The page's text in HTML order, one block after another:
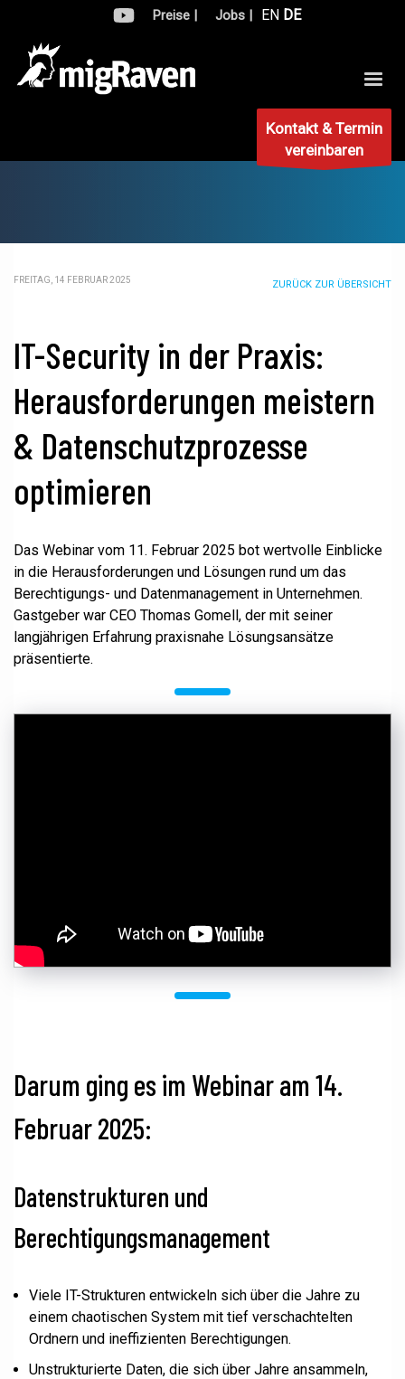
Preise | Jobs | EN DE
Kontakt & Termin
vereinbaren
ZURÜCK ZUR ÜBERSICHT
FREITAG, 14 FEBRUAR 2025
IT-Security in der Praxis:
Herausforderungen meistern
& Datenschutzprozesse
optimieren
Das Webinar vom 11. Februar 2025 bot wertvolle Einblicke
in die Herausforderungen und Lösungen rund um das
Berechtigungs- und Datenmanagement in Unternehmen.
Gastgeber war CEO Thomas Gomell, der mit seiner
langjährigen Erfahrung praxisnahe Lösungsansätze
präsentierte.
Darum ging es im Webinar am 14.
Februar 2025:
Datenstrukturen und
Berechtigungsmanagement
Viele IT-Strukturen entwickeln sich über die Jahre zu
einem chaotischen System mit tief verschachtelten
Ordnern und ineffizienten Berechtigungen.
Unstrukturierte Daten, die sich über Jahre ansammeln,